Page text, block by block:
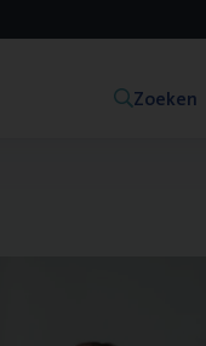
Zoeken